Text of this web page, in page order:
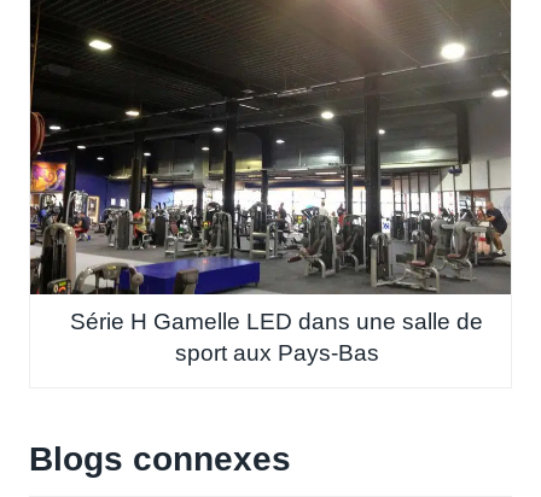
Série H Gamelle LED dans une salle de
sport aux Pays-Bas
Blogs connexes